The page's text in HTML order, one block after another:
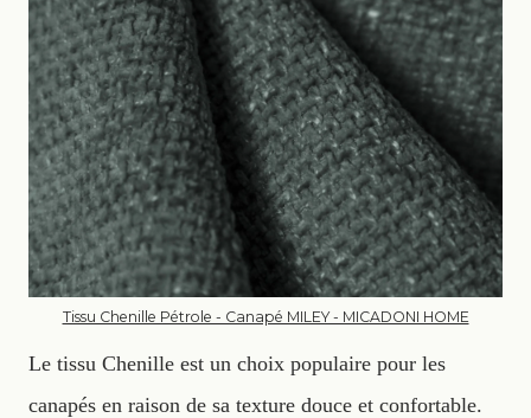
Tissu Chenille Pétrole - Canapé MILEY - MICADONI HOME
Le tissu Chenille est un choix populaire pour les
canapés en raison de sa texture douce et confortable.